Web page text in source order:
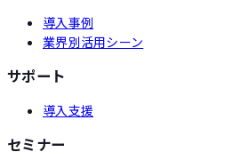
導入事例
業界別活用シーン
サポート
導入支援
セミナー